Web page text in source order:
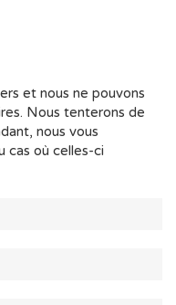
et nous ne pouvons
Nous tenterons de
nous vous
cas où celles-ci